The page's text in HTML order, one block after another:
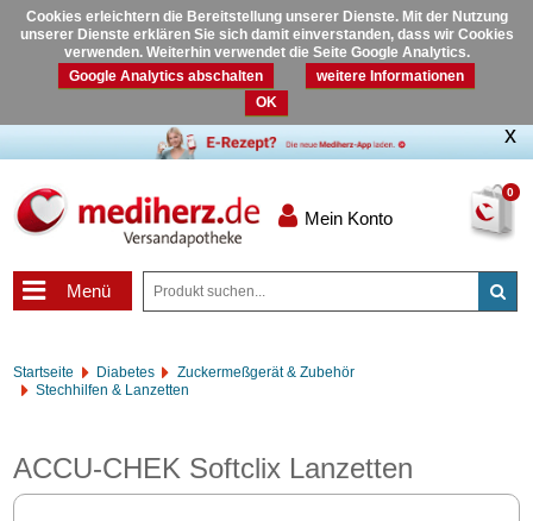
Cookies erleichtern die Bereitstellung unserer Dienste. Mit der Nutzung
unserer Dienste erklären Sie sich damit einverstanden, dass wir Cookies
verwenden. Weiterhin verwendet die Seite Google Analytics.
Google Analytics abschalten
weitere Informationen
OK
0
Mein Konto
Menü
Startseite Diabetes
Zuckermeßgerät & Zubehör
Stechhilfen & Lanzetten
ACCU-CHEK Softclix Lanzetten